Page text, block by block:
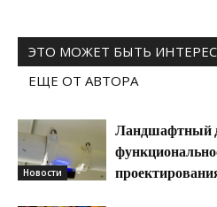
ЭТО МОЖЕТ БЫТЬ
ЕЩЕ ОТ АВТОРА
Новости
Ландшафтный